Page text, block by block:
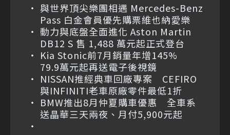
與世界頂尖樂團相遇 Mercedes-Benz
Pass 白金會員優先購票維也納愛樂
動力與底盤全面進化 Aston Martin
DB12 S 售 1,488 萬元起正式登台
Kia Stonic前7月銷量年增145%
79.9萬元起再送電子後視鏡
NISSAN推經典車回廠專案 CEFIRO
與INFINITI老車原廠零件最低1折
BMW推出8月仲夏購車優惠 全車系
送晶華三天兩夜、月付5,900元起